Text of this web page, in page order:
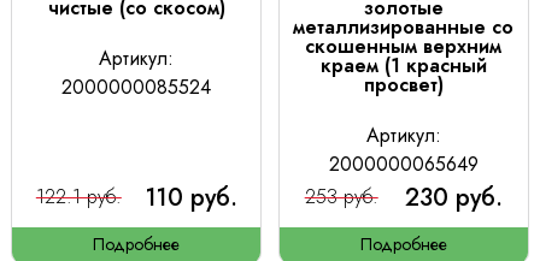
чистые (со скосом)
Артикул:
2000000085524
122.1 руб. 110 руб.
Подробнее
золотые
металлизированные со
скошенным верхним
краем (1 красный
просвет)
Артикул:
2000000065649
253 руб.
230 руб.
Подробнее